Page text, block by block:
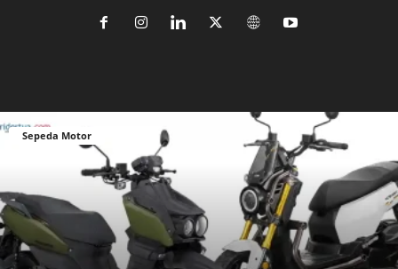
Sepeda Motor